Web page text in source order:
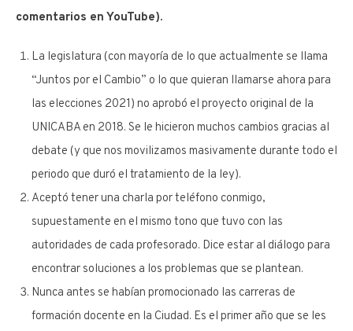
comentarios en YouTube).
La legislatura (con mayoría de lo que actualmente se llama
“Juntos por el Cambio” o lo que quieran llamarse ahora para
las elecciones 2021) no aprobó el proyecto original de la
UNICABA en 2018. Se le hicieron muchos cambios gracias al
debate (y que nos movilizamos masivamente durante todo el
periodo que duró el tratamiento de la ley).
Aceptó tener una charla por teléfono conmigo,
supuestamente en el mismo tono que tuvo con las
autoridades de cada profesorado. Dice estar al diálogo para
encontrar soluciones a los problemas que se plantean.
Nunca antes se habían promocionado las carreras de
formación docente en la Ciudad. Es el primer año que se les